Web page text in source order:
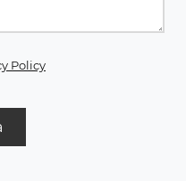
Policy